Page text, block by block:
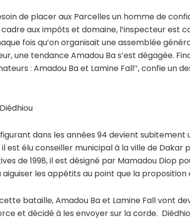
de placer aux Parcelles un homme de
aux impôts et domaine, l’inspecteur est
fois qu’on organisait une assemblée
une tendance Amadou Ba s’est dégagée.
: Amadou Ba et Lamine Fall’’, confie un
figurant dans les années 94 devient
il est élu conseiller municipal à la ville de Dakar
de 1998, il est désigné par Mamadou Diop
aiguiser les appétits au point que la
bataille, Amadou Ba et Lamine Fall vont
et décidé à les envoyer sur la corde.